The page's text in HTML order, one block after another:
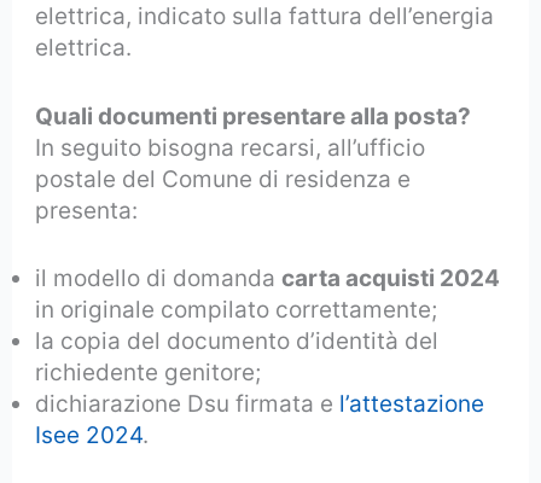
elettrica, indicato sulla fattura dell’energia
elettrica.
Quali documenti presentare alla posta?
In seguito bisogna recarsi, all’ufficio
postale del Comune di residenza e
presenta:
il modello di domandacarta acquisti 2024
in originale compilato correttamente;
la copia del documento d’identità del
richiedente genitore;
dichiarazione Dsu firmata e l’attestazione
Isee 2024.